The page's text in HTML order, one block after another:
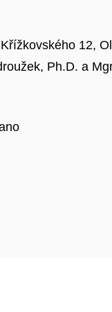
12,
Ph.D. a